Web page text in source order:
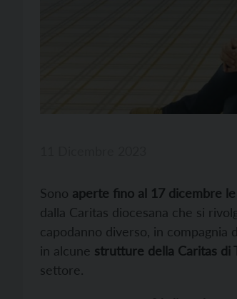
Sono aperte fino al 17 dicembre
dalla Caritas diocesana che si
capodanno diverso, in compagnia
in alcune strutture della Caritas di
settore.